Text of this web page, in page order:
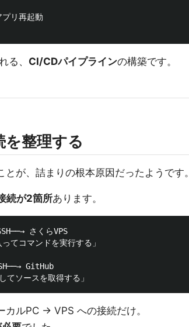
リ再起動
る、 CI/CDパイプラインの構築です。
を整理する
が、詰まりの根本原因だったようです。
続が2箇所あります。
さくらVPS
てコマンドを実行する」
GitHub
カルPC → VPS への接続だけ。